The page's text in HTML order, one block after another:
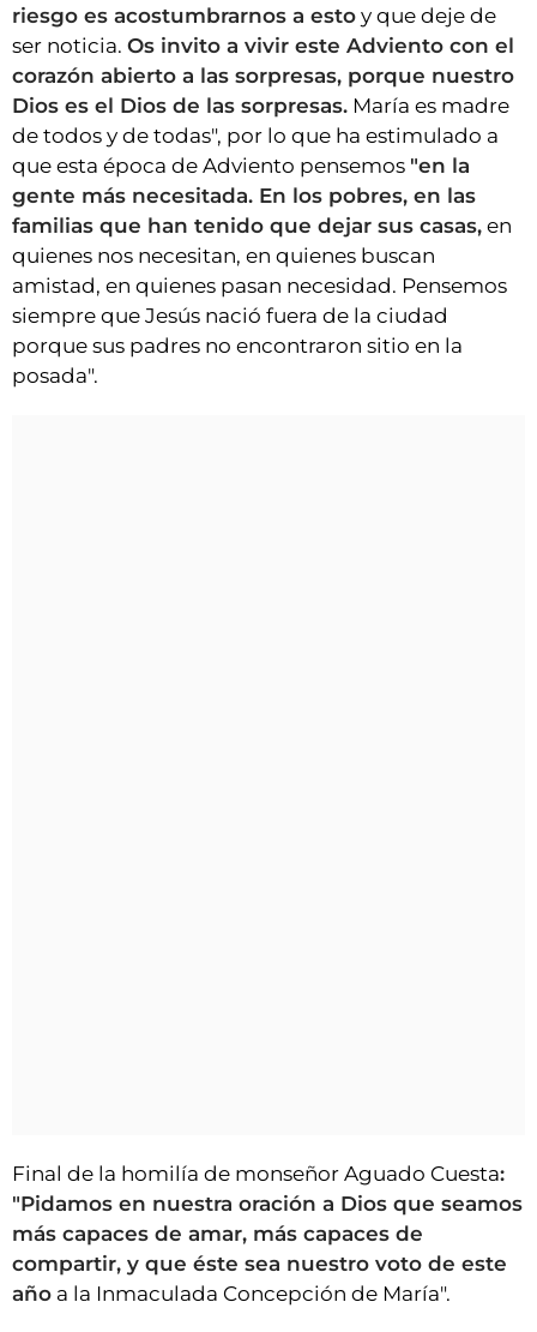
riesgo es acostumbrarnos a esto y que deje de
ser noticia. Os invito a vivir este Adviento con el
corazón abierto a las sorpresas, porque nuestro
Dios es el Dios de las sorpresas. María es madre
de todos y de todas", por lo que ha estimulado a
que esta época de Adviento pensemos "en la
gente más necesitada. En los pobres, en las
familias que han tenido que dejar sus casas, en
quienes nos necesitan, en quienes buscan
amistad, en quienes pasan necesidad. Pensemos
siempre que Jesús nació fuera de la ciudad
porque sus padres no encontraron sitio en la
posada".
Final de la homilía de monseñor Aguado Cuesta:
"Pidamos en nuestra oración a Dios que seamos
más capaces de amar, más capaces de
compartir, y que éste sea nuestro voto de este
año a la Inmaculada Concepción de María".